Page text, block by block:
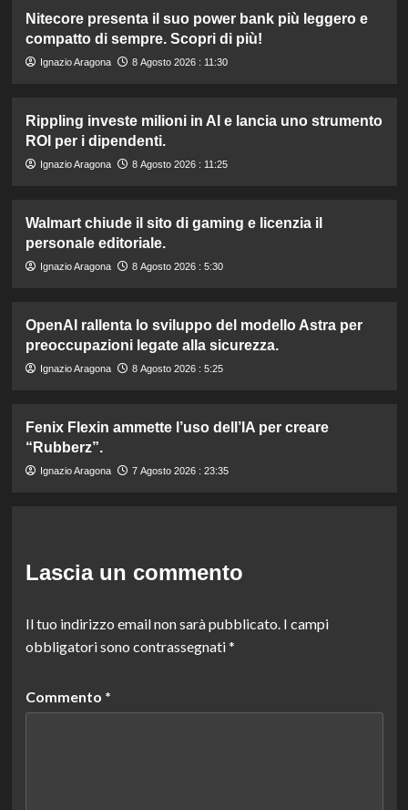
Nitecore presenta il suo power bank più leggero e
compatto di sempre. Scopri di più!
Ignazio Aragona 8 Agosto 2026 : 11:30
Rippling investe milioni in AI e lancia uno strumento
ROI per i dipendenti.
Ignazio Aragona 8 Agosto 2026 : 11:25
Walmart chiude il sito di gaming e licenzia il
personale editoriale.
Ignazio Aragona 8 Agosto 2026 : 5:30
OpenAI rallenta lo sviluppo del modello Astra per
preoccupazioni legate alla sicurezza.
Ignazio Aragona 8 Agosto 2026 : 5:25
Fenix Flexin ammette l’uso dell’IA per creare
“Rubberz”.
Ignazio Aragona 7 Agosto 2026 : 23:35
Lascia un commento
Il tuo indirizzo email non sarà pubblicato. I campi
obbligatori sono contrassegnati*
Commento *